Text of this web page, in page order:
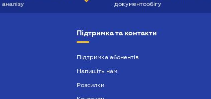
аналізу
документообігу
Підтримка та контакти
Підтримка абонентів
Напишіть нам
Розсилки